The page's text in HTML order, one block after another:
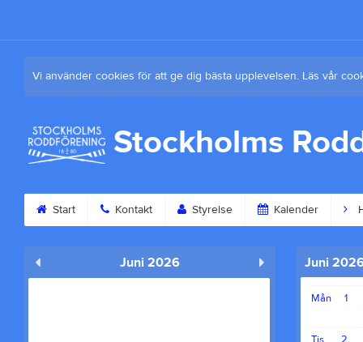
Vi använder cookies för att ge dig bästa upplevelsen. Läs vår
Stockholms
Start Kontakt Styrelse Kalender
Juni 2026 Juni
1
Mån